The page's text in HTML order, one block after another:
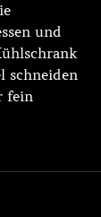
und
schneiden
fein